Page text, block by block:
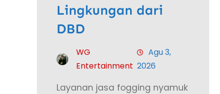
Lingkungan dari
DBD
WG
Entertainment
Agu 3,
2026
Layanan jasa fogging nyamuk